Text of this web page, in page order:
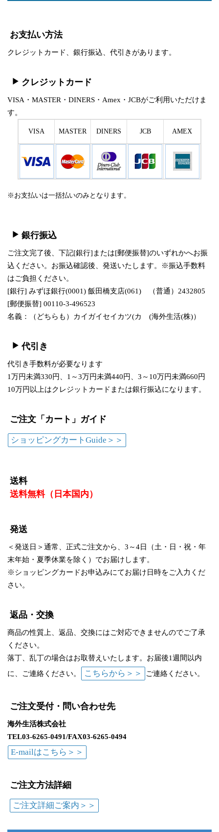
お支払い方法
クレジットカード、銀行振込、代引きがあります。
クレジットカード
VISA・MASTER・DINERS・Amex・JCBがご利用いただけま
す。
VISA MASTER DINERS JCB AMEX
※お支払いは一括払いのみとなります。
銀行振込
ご注文完了後、下記[銀行]または[郵便振替]のいずれかへお振
込ください。お振込確認後、発送いたします。※振込手数料
はご負担ください。
[銀行] みずほ銀行(0001) 飯田橋支店(061) （普通）2432805
[郵便振替] 00110-3-496523
名義：（どちらも）カイガイセイカツ(カ (海外生活(株)）
代引き
代引き手数料が必要なります
1万円未満330円、1～3万円未満440円、3～10万円未満660円
10万円以上はクレジットカードまたは銀行振込になります。
ご注文「カート」ガイド
ショッピングカートGuide＞＞
送料
送料無料（日本国内）
発送
＜発送日＞ 通常、正式ご注文から、3～4日（土・日・祝・年
末年始・夏季休業を除く）でお届けします。
※ショッピングカードお申込みにてお届け日時をご入力くだ
さい。
返品・交換
商品の性質上、返品、交換にはご対応できませんのでご了承
ください。
落丁、乱丁の場合はお取替えいたします。お届後1週間以内
に、ご連絡ください。
こちらから＞＞ ご連絡ください。
ご注文受付・問い合わせ先
海外生活株式会社
TEL03-6265-0491/FAX03-6265-0494
E-mailはこちら＞＞
ご注文方法詳細
ご注文詳細ご案内＞＞